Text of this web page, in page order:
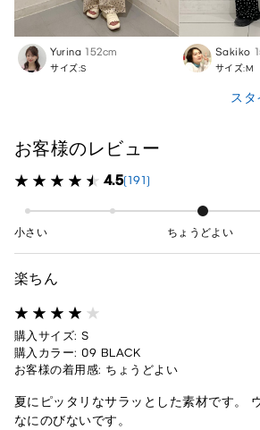
Yurina 152cm
サイズ:S
Sakiko
サイズ:M
スタ
お客様のレビュー
4.5(191)
小さい ちょうどよい
楽ちん
購入サイズ: S
購入カラー: 09 BLACK
お客様の着用感: ちょうどよい
夏にピッタリなサラッとした素材です。
なにのびないです。